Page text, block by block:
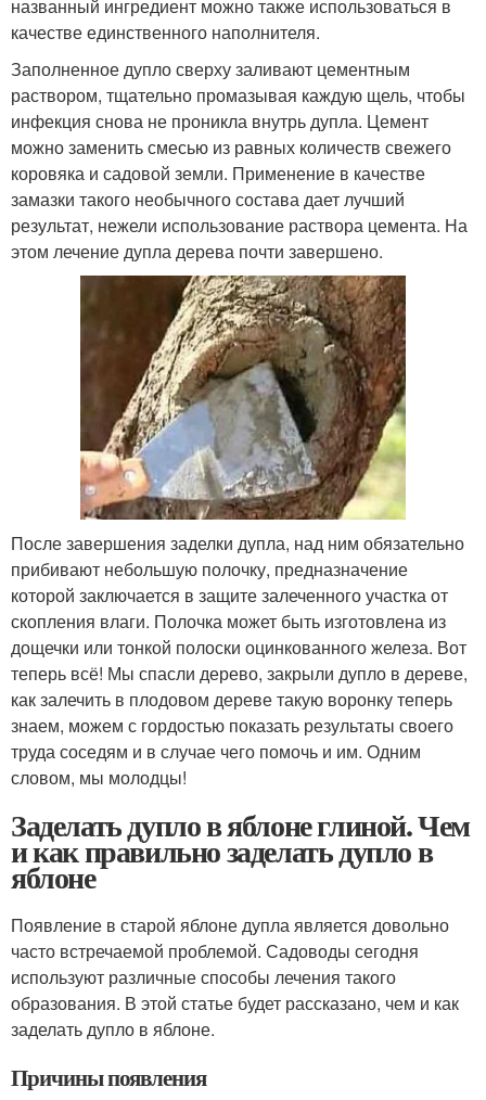
названный ингредиент можно также использоваться в
качестве единственного наполнителя.
Заполненное дупло сверху заливают цементным
раствором, тщательно промазывая каждую щель, чтобы
инфекция снова не проникла внутрь дупла. Цемент
можно заменить смесью из равных количеств свежего
коровяка и садовой земли. Применение в качестве
замазки такого необычного состава дает лучший
результат, нежели использование раствора цемента. На
этом лечение дупла дерева почти завершено.
После завершения заделки дупла, над ним обязательно
прибивают небольшую полочку, предназначение
которой заключается в защите залеченного участка от
скопления влаги. Полочка может быть изготовлена из
дощечки или тонкой полоски оцинкованного железа. Вот
теперь всё! Мы спасли дерево, закрыли дупло в дереве,
как залечить в плодовом дереве такую воронку теперь
знаем, можем с гордостью показать результаты своего
труда соседям и в случае чего помочь и им. Одним
словом, мы молодцы!
Заделать дупло в яблоне глиной. Чем
и как правильно заделать дупло в
яблоне
Появление в старой яблоне дупла является довольно
часто встречаемой проблемой. Садоводы сегодня
используют различные способы лечения такого
образования. В этой статье будет рассказано, чем и как
заделать дупло в яблоне.
Причины появления